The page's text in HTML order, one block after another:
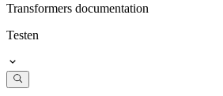
Transformers documentation
Testen